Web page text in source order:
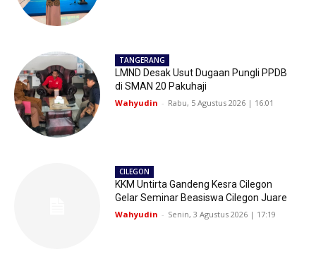
TANGERANG
LMND Desak Usut Dugaan Pungli PPDB
di SMAN 20 Pakuhaji
Wahyudin - Rabu, 5 Agustus 2026 | 16:01
CILEGON
KKM Untirta Gandeng Kesra Cilegon
Gelar Seminar Beasiswa Cilegon Juare
Wahyudin - Senin, 3 Agustus 2026 | 17:19